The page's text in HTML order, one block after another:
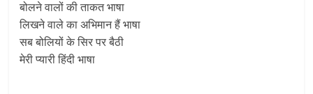
बोलने वालों की ताकत भाषा
लिखने वाले का अभिमान हैं भाषा
सब बोलियों के सिर पर बैठी
मेरी प्यारी हिंदी भाषा